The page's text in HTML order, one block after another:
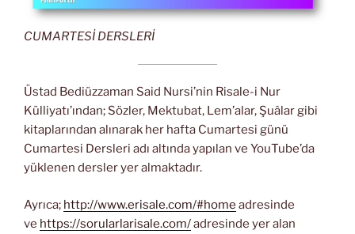
CUMARTESİ DERSLERİ
Üstad Bediüzzaman Said Nursi’nin Risale-i Nur
Külliyatı’ından; Sözler, Mektubat, Lem’alar, Şuâlar gibi
kitaplarından alınarak her hafta Cumartesi günü
Cumartesi Dersleri adı altında yapılan ve YouTube’da
yüklenen dersler yer almaktadır.
Ayrıca; http://www.erisale.com/#home adresinde
ve https://sorularlarisale.com/adresinde yer alan